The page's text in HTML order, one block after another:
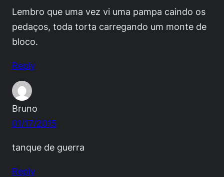
Lembro que uma vez vi uma pampa caindo os
pedaços, toda torta carregando um monte de
bloco.
Reply
Bruno
01/17/2015
tanque de guerra
Reply